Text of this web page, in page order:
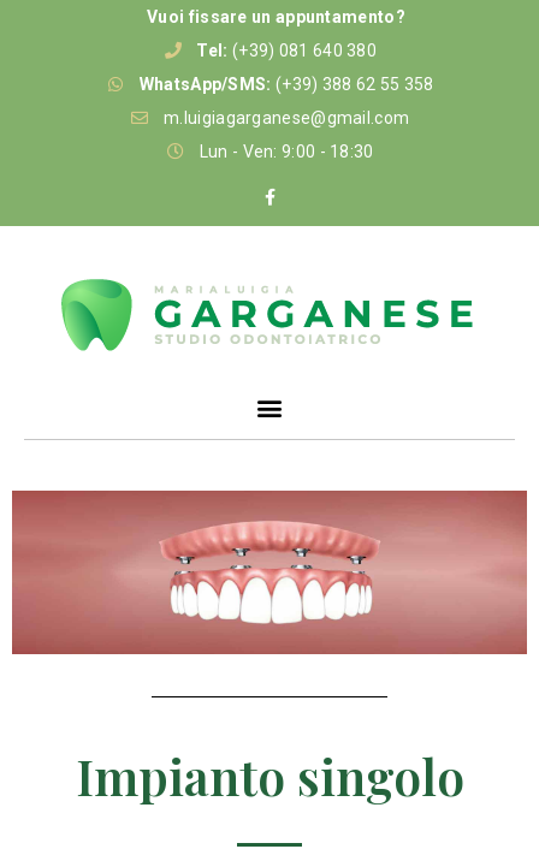
Vuoi fissare un appuntamento?
Tel: (+39) 081 640 380
WhatsApp/SMS: (+39) 388 62 55 358
m.luigiagarganese@gmail.com
Lun - Ven: 9:00 - 18:30
Impianto singolo